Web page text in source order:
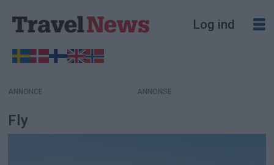
Log ind
ANNONCE
Fly